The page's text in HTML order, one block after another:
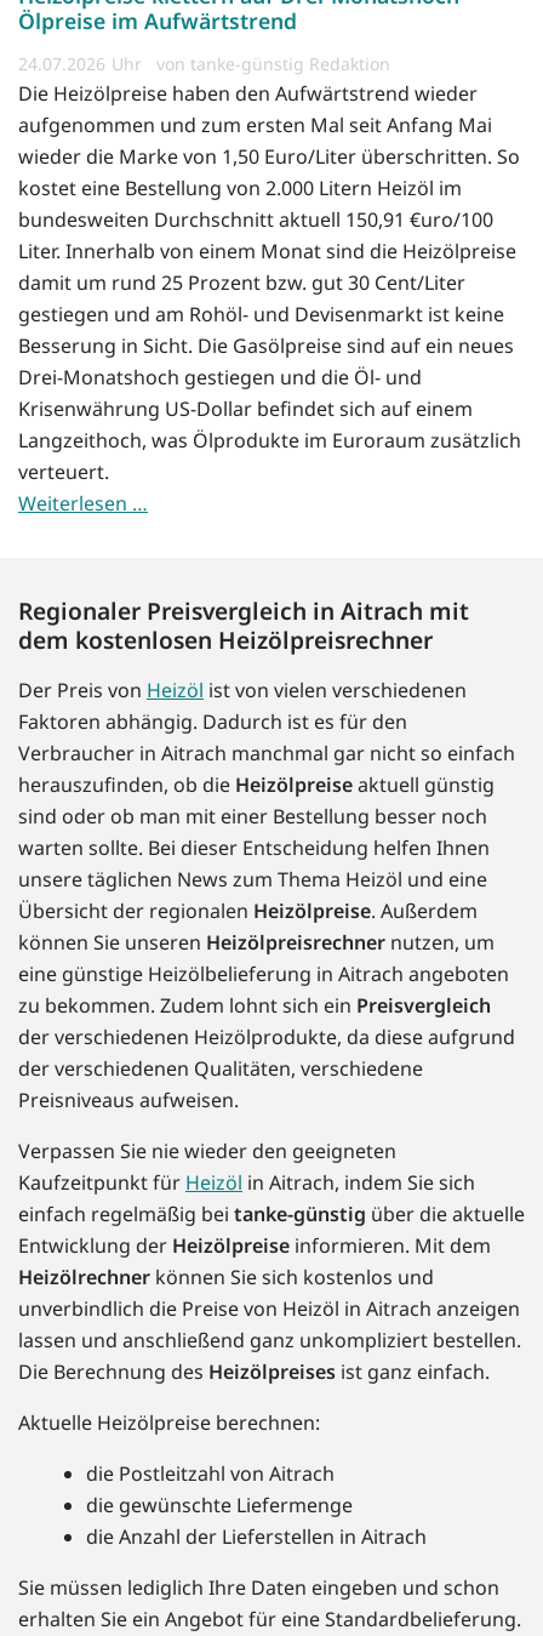
Ölpreise im Aufwärtstrend
24.07.2026 von tanke-günstig Redaktion
Die Heizölpreise haben den Aufwärtstrend wieder
aufgenommen und zum ersten Mal seit Anfang Mai
wieder die Marke von 1,50 Euro/Liter überschritten. So
kostet eine Bestellung von 2.000 Litern Heizöl im
bundesweiten Durchschnitt aktuell 150,91 €uro/100
Liter. Innerhalb von einem Monat sind die Heizölpreise
damit um rund 25 Prozent bzw. gut 30 Cent/Liter
gestiegen und am Rohöl- und Devisenmarkt ist keine
Besserung in Sicht. Die Gasölpreise sind auf ein neues
Drei-Monatshoch gestiegen und die Öl- und
Krisenwährung US-Dollar befindet sich auf einem
Langzeithoch, was Ölprodukte im Euroraum zusätzlich
verteuert.
Weiterlesen …
Regionaler Preisvergleich in Aitrach mit
dem kostenlosen Heizölpreisrechner
Der Preis von Heizöl ist von vielen verschiedenen
Faktoren abhängig. Dadurch ist es für den
Verbraucher in Aitrach manchmal gar nicht so einfach
herauszufinden, ob die Heizölpreiseaktuell günstig
sind oder ob man mit einer Bestellung besser noch
warten sollte. Bei dieser Entscheidung helfen Ihnen
unsere täglichen News zum Thema Heizöl und eine
Übersicht der regionalen Heizölpreise. Außerdem
können Sie unseren Heizölpreisrechner nutzen, um
eine günstige Heizölbelieferung in Aitrach angeboten
zu bekommen. Zudem lohnt sich ein Preisvergleich
der verschiedenen Heizölprodukte, da diese aufgrund
der verschiedenen Qualitäten, verschiedene
Preisniveaus aufweisen.
Verpassen Sie nie wieder den geeigneten
Kaufzeitpunkt für Heizöl in Aitrach, indem Sie sich
einfach regelmäßig bei tanke-günstig über die aktuelle
Entwicklung der Heizölpreise informieren. Mit dem
Heizölrechner können Sie sich kostenlos und
unverbindlich die Preise von Heizöl in Aitrach anzeigen
lassen und anschließend ganz unkompliziert bestellen.
Die Berechnung des Heizölpreises ist ganz einfach.
Aktuelle Heizölpreise berechnen:
die Postleitzahl von Aitrach
die gewünschte Liefermenge
die Anzahl der Lieferstellen in Aitrach
Sie müssen lediglich Ihre Daten eingeben und schon
erhalten Sie ein Angebot für eine Standardbelieferung.